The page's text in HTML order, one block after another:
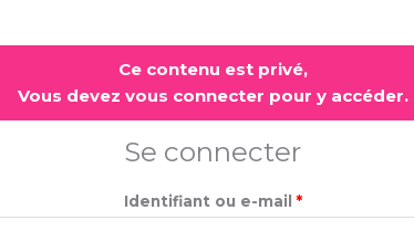
Ce contenu est privé,
Vous devez vous connecter pour y accéder.
Se connecter
Identifiant ou e-mail *
Obligatoire